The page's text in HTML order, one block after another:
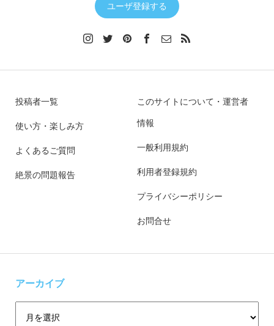
ユーザ登録する
投稿者一覧
使い方・楽しみ方
よくあるご質問
絶景の問題報告
このサイトについて・運営者
情報
一般利用規約
利用者登録規約
プライバシーポリシー
お問合せ
アーカイブ